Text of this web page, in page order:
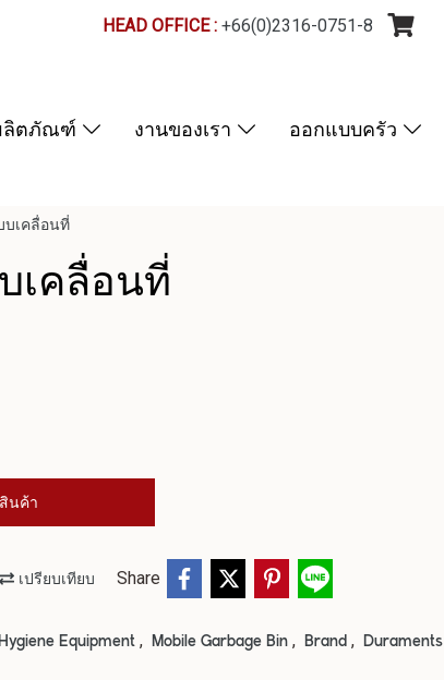
HEAD OFFICE : +66(0)2316-0751-8
ลิตภัณฑ์ งานของเรา ออกแบบครัว
บเคลื่อนที่
เคลื่อนที่
นค้า
เปรียบเทียบ Share
Hygiene Equipment , Mobile Garbage Bin , Brand , Duraments